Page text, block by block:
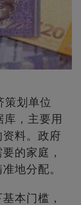
策划单位
库，主要用
料。政府
的家庭，
地分配。
本门槛，